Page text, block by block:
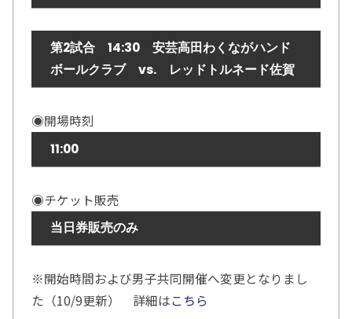
第2試合 14:30 安芸高田わくながハンド
ボールクラブ vs. レッドトルネード佐賀
◉開場時刻
11:00
◉チケット販売
当日券販売のみ
※開始時間および男子共同開催へ変更となりまし
た（10/9更新） 詳細はこちら